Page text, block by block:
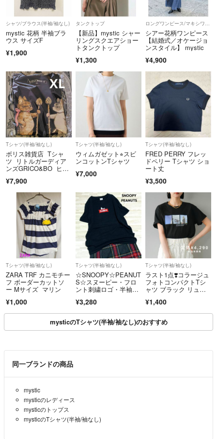
シャツ/ブラウス(半袖/袖なし)
mystic 花柄 半袖ブラ
ウス サイズF
¥1,900
タンクトップ
【新品】mystic シャー
リングスクエアショー
トタンクトップ
¥1,300
ロングワンピース/マキシワンピース
シアー花柄ワンピース
【結婚式／オケージョ
ンスタイル】 mystic
¥4,900
Tシャツ(半袖/袖なし)
ボリス雑貨店 Tシャ
ツ リトルガーディア
ンズGRICO&BO ヒグ
¥7,900
Tシャツ(半袖/袖なし)
ウィムガゼット⭐︎スビ
ンコットンTシャツ
¥7,000
Tシャツ(半袖/袖なし)
FRED PERRY フレッ
ドペリー Tシャツ ショ
ート丈
¥3,500
Tシャツ(半袖/袖なし)
ZARA TRF カニモチー
フ ボーダーカットソ
ー Mサイズ マリン
¥1,000
Tシャツ(半袖/袖なし)
☆SNOOPY☆PEANUT
S☆スヌーピー・フロ
ント刺繍ロゴ・半袖T
¥3,280
Tシャツ(半袖/袖なし)
ラスト1点❣️コラージュ
フォトコンパクトTシ
ャツ ブラック リュミ
¥1,400
mysticのTシャツ(半袖/袖なし)のおすすめ
同一ブランドの商品
mystic
mysticのレディース
mysticのトップス
mysticのTシャツ(半袖/袖なし)